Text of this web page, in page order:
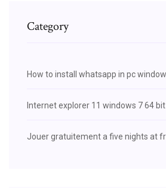
Category
How to install whatsapp in pc
Internet explorer 11 windows 7 64
Jouer gratuitement a five nights at